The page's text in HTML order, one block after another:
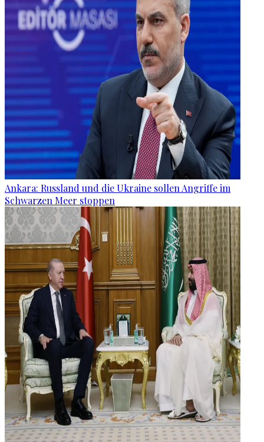
Ankara: Russland und die Ukraine sollen Angriffe im
Schwarzen Meer stoppen